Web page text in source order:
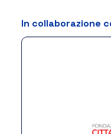
In collaborazione